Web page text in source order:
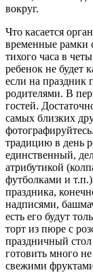
вокруг.
Что касается
временные рамки
тихого часа в
ребенок не будет
если на праздник
родителями. В
гостей.
самых близких
традицию в день
единственный,
атрибутикой
футболками и
праздника,
надписями,
есть его будут
торт из пюре с
праздничный
готовить много
свежими